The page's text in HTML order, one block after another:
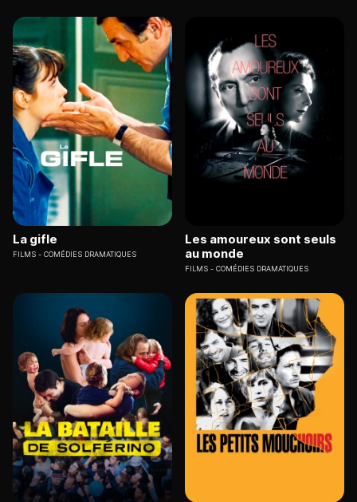
La gifle
FILMS COMÉDIES DRAMATIQUES
Les amoureux sont seuls
au monde
FILMS COMÉDIES DRAMATIQUES